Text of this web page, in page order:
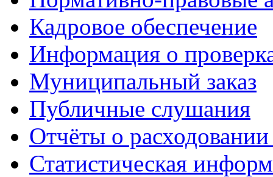
Кадровое обеспечение
Информация о
Муниципальный заказ
Публичные слушания
Отчёты о
Статистическая